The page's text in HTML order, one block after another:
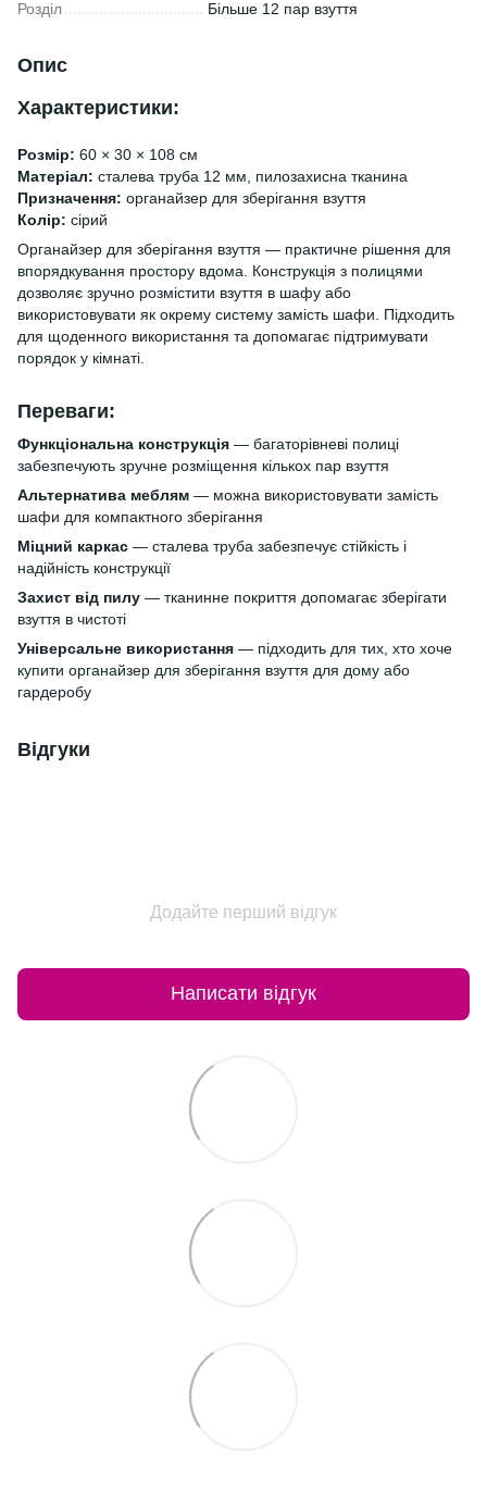
Розділ Більше 12 пар взуття
Опис
Характеристики:
Розмір: 60 × 30 × 108 см
Матеріал: сталева труба 12 мм, пилозахисна тканина
Призначення: органайзер для зберігання взуття
Колір: сірий
Органайзер для зберігання взуття — практичне рішення для
впорядкування простору вдома. Конструкція з полицями
дозволяє зручно розмістити взуття в шафу або
використовувати як окрему систему замість шафи. Підходить
для щоденного використання та допомагає підтримувати
порядок у кімнаті.
Переваги:
Функціональна конструкція — багаторівневі полиці
забезпечують зручне розміщення кількох пар взуття
Альтернатива меблям — можна використовувати замість
шафи для компактного зберігання
Міцний каркас — сталева труба забезпечує стійкість і
надійність конструкції
Захист від пилу — тканинне покриття допомагає зберігати
взуття в чистоті
Універсальне використання — підходить для тих, хто хоче
купити органайзер для зберігання взуття для дому або
гардеробу
Відгуки
Додайте перший відгук
Написати відгук